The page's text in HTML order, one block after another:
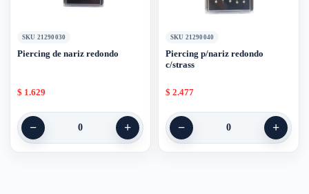
SKU 21290030
Piercing de nariz redondo
$ 1.629
− 0 +
SKU 21290040
Piercing p/nariz redondo
c/strass
$ 2.477
− 0 +